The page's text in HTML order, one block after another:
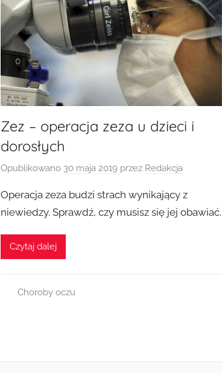
Zez – operacja zeza u dzieci i
dorosłych
Opublikowano 30 maja 2019 przez Redakcja
Operacja zeza budzi strach wynikający z
niewiedzy. Sprawdź, czy musisz się jej obawiać.
Czytaj dalej
Choroby oczu